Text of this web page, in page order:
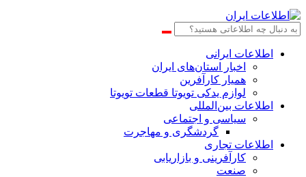
اطلاعات‌ ‎ایرانی
اخبار استان‌های ایران
همیار کارآفرین
لوازم یدکی تویوتا قطعات تویوتا
اطلاعات بین‌المللی
سیاسی و اجتماعی
گردشگری و مهاجرت
اطلاعات تجاری
کارآفرینی و بازاریابی
صنعت